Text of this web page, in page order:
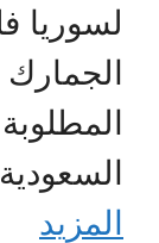
لسوريا
الجمارك
المزيد